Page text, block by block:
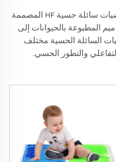
استكشف المجموعة المتنوعة من ألواح أرضيات سائلة حسية HF المصممة
المطبوعة بالحيوانات إلى
السائلة الحسية مختلف
والتطور الحسي.